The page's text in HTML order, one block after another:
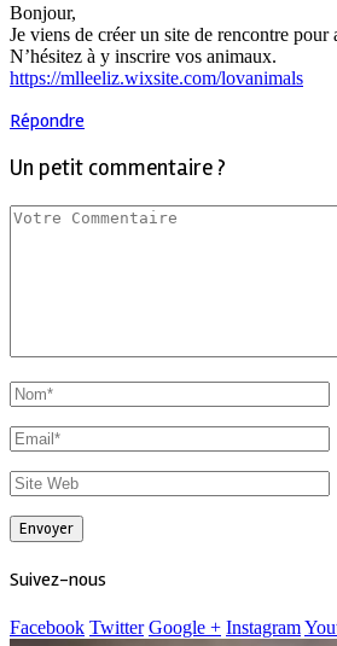
Bonjour,
Je viens de créer un site de rencontre
N’hésitez à y inscrire vos animaux.
https://mlleeliz.wixsite.com/lovanimals
Répondre
Un petit commentaire ?
Suivez-nous
Facebook Twitter Google + Instagram